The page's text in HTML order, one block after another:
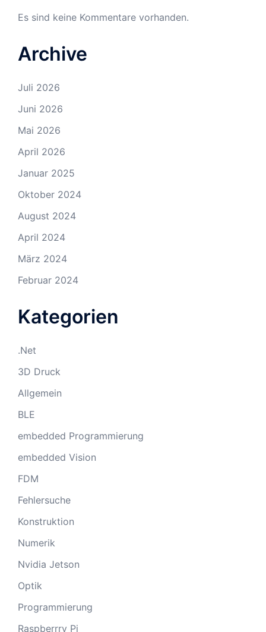
Es sind keine Kommentare vorhanden.
Archive
Juli 2026
Juni 2026
Mai 2026
April 2026
Januar 2025
Oktober 2024
August 2024
April 2024
März 2024
Februar 2024
Kategorien
.Net
3D Druck
Allgemein
BLE
embedded Programmierung
embedded Vision
FDM
Fehlersuche
Konstruktion
Numerik
Nvidia Jetson
Optik
Programmierung
Raspberrry Pi